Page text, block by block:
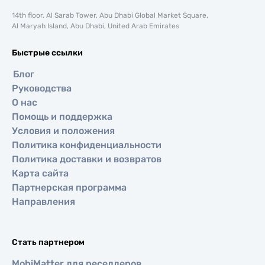
14th floor, Al Sarab Tower, Abu Dhabi Global Market Square,
Al Maryah Island, Abu Dhabi, United Arab Emirates
Быстрые ссылки
Блог
Руководства
О нас
Помощь и поддержка
Условия и положения
Политика конфиденциальности
Политика доставки и возвратов
Карта сайта
Партнерская программа
Направления
Стать партнером